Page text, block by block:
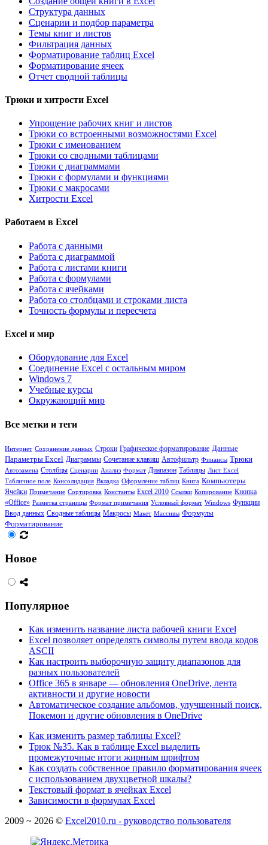
Структура данных
Сценарии и подбор параметра
Темы книг и листов
Фильтрация данных
Форматирование таблиц Excel
Форматирование ячеек
Отчет сводной таблицы
Трюки и хитрости Excel
Упрощение рабочих книг и листов
Трюки со встроенными возможностями Excel
Трюки с именованием
Трюки со сводными таблицами
Трюки с диаграммами
Трюки с формулами и функциями
Трюки с макросами
Хитрости Excel
Работаем в Excel
Работа с данными
Работа с диаграммой
Работа с листами книги
Работа с формулами
Работа с ячейками
Работа со столбцами и строками листа
Точность формулы и пересчета
Excel и мир
Оборудование для Excel
Соединение Excel с остальным миром
Windows 7
Учебные курсы
Окружающий мир
Все метки и теги
Интернет Сохранение данных Строки Графическое форматирование Данные
Параметры Excel Диаграммы Сочетание клавиш Автофильтр Финансы Трюки
Автозамена Столбцы Сценарии Анализ Формат Диапазон Таблицы Лист Excel
Табличное поле Консолидация Вкладка Оформление таблиц Книга Компьютеры
Ячейки Примечание Сортировка Константы Excel 2010 Ссылки Копирование Кнопка
«Office» Разметка страницы Формат примечания Условный формат Windows Функции
Ввод данных Сводные таблицы Макросы Макет Массивы Формулы
Форматирование
Новое
Популярное
Как изменить название листа рабочей книги Excel
Excel позволяет определять символы путем ввода кодов
ASCII
Как настроить выборочную защиту диапазонов для
разных пользователей
Office 365 в январе — обновления OneDrive, лента
активности и другие новости
Автоматическое создание альбомов, улучшенный поиск,
Покемон и другие обновления в OneDrive
Как изменить размер таблицы Excel?
Трюк №35. Как в таблице Excel выделить
промежуточные итоги жирным шрифтом
Как создать собственное правило форматирования ячеек
с использованием двухцветной шкалы?
Текстовый формат в ячейках Excel
Зависимости в формулах Excel
2009 ~ 2026 © Excel2010.ru - руководство пользователя